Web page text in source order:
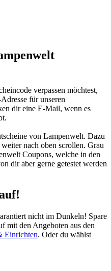
verpassen möchtest,
für unseren
dir eine E-Mail, wenn es
von Lampenwelt. Dazu
nach oben scrollen. Grau
Coupons, welche in den
dir aber gerne getestet werden
nicht im Dunkeln! Spare
mit den Angeboten aus den
Einrichten. Oder du wählst